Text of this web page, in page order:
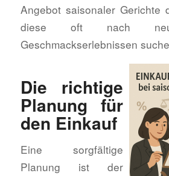
Angebot saisonaler Gerichte
diese oft nach
Geschmackserlebnissen
Die richtige
Planung für
den Einkauf
Eine sorgfältige
Planung ist der